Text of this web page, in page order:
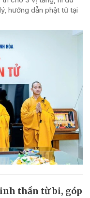
hướng dẫn phật tử tại
thần từ bi, góp